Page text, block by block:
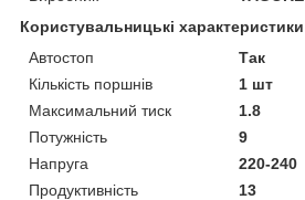
Користувальницькі характеристики
Автостоп
Так
Кількість поршнів
1 шт
Максимальний тиск
1.8
Потужність
9
Напруга
220-240
Продуктивність
13